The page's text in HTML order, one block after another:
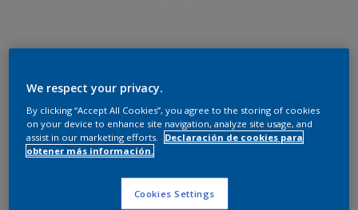
Azul nieve
Cambiar de color
We respect your privacy.
By clicking “Accept All Cookies”, you agree to the storing of cookies
on your device to enhance site navigation, analyze site usage, and
assist in our marketing efforts.
Declaración de cookies para
obtener más información.
Cookies Settings